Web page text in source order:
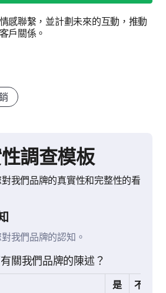
感聯繫，並計劃未來的互動，推動
戶關係。
調查模板
我們品牌的真實性和完整性的看
我們品牌的認知。
關我們品牌的陳述？
是
不確定